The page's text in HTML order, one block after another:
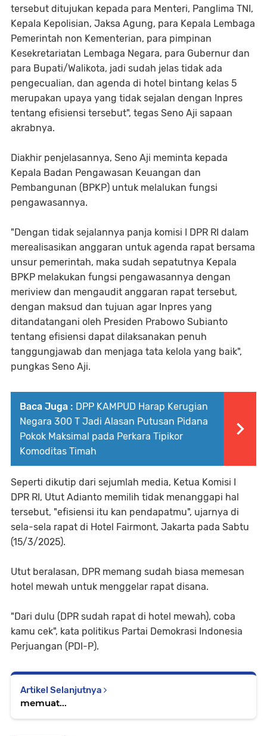
tersebut ditujukan kepada para Menteri, Panglima TNI,
Kepala Kepolisian, Jaksa Agung, para Kepala Lembaga
Pemerintah non Kementerian, para pimpinan
Kesekretariatan Lembaga Negara, para Gubernur dan
para Bupati/Walikota, jadi sudah jelas tidak ada
pengecualian, dan agenda di hotel bintang kelas 5
merupakan upaya yang tidak sejalan dengan Inpres
tentang efisiensi tersebut", tegas Seno Aji sapaan
akrabnya.
Diakhir penjelasannya, Seno Aji meminta kepada
Kepala Badan Pengawasan Keuangan dan
Pembangunan (BPKP) untuk melalukan fungsi
pengawasannya.
"Dengan tidak sejalannya panja komisi I DPR RI dalam
merealisasikan anggaran untuk agenda rapat bersama
unsur pemerintah, maka sudah sepatutnya Kepala
BPKP melakukan fungsi pengawasannya dengan
meriview dan mengaudit anggaran rapat tersebut,
dengan maksud dan tujuan agar Inpres yang
ditandatangani oleh Presiden Prabowo Subianto
tentang efisiensi dapat dilaksanakan penuh
tanggungjawab dan menjaga tata kelola yang baik",
pungkas Seno Aji.
Baca Juga : DPP KAMPUD Harap Kerugian
Negara 300 T Jadi Alasan Putusan Pidana
Pokok Maksimal pada Perkara Tipikor
Komoditas Timah
Seperti dikutip dari sejumlah media, Ketua Komisi I
DPR RI, Utut Adianto memilih tidak menanggapi hal
tersebut, "efisiensi itu kan pendapatmu", ujarnya di
sela-sela rapat di Hotel Fairmont, Jakarta pada Sabtu
(15/3/2025).
Utut beralasan, DPR memang sudah biasa memesan
hotel mewah untuk menggelar rapat disana.
"Dari dulu (DPR sudah rapat di hotel mewah), coba
kamu cek", kata politikus Partai Demokrasi Indonesia
Perjuangan (PDI-P).
Artikel Selanjutnya
memuat...